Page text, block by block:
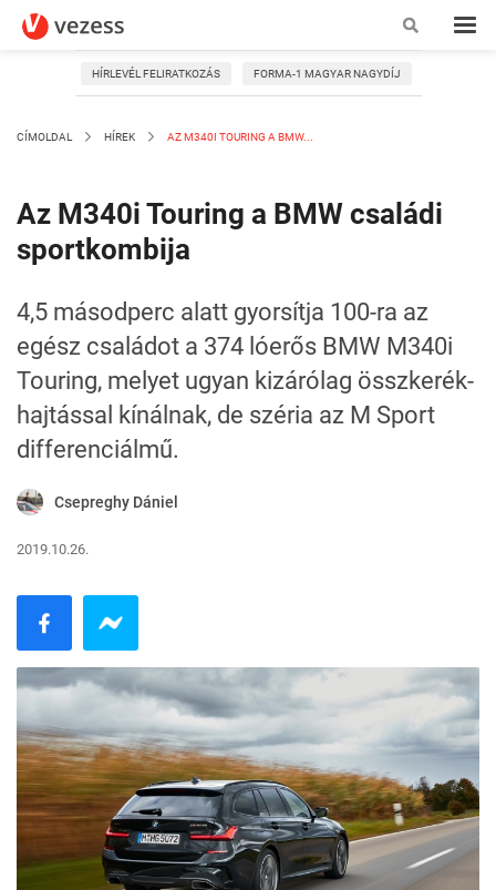
HÍRLEVÉL FELIRATKOZÁS FORMA-1 MAGYAR NAGYDÍJ
CÍMOLDAL HÍREK AZ M340I TOURING A BMW...
Az M340i Touring a BMW családi
sportkombija
4,5 másodperc alatt gyorsítja 100-ra az
egész családot a 374 lóerős BMW M340i
Touring, melyet ugyan kizárólag összkerék-
hajtással kínálnak, de széria az M Sport
differenciálmű.
Csepreghy Dániel
2019.10.26.